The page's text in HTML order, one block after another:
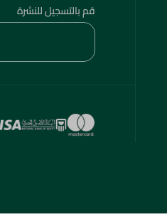
قم بالتسجيل للنشرة